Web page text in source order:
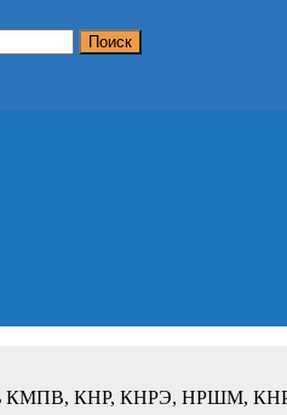
КМПВ, КНР, КНРЭ, НРШМ, КНРк,